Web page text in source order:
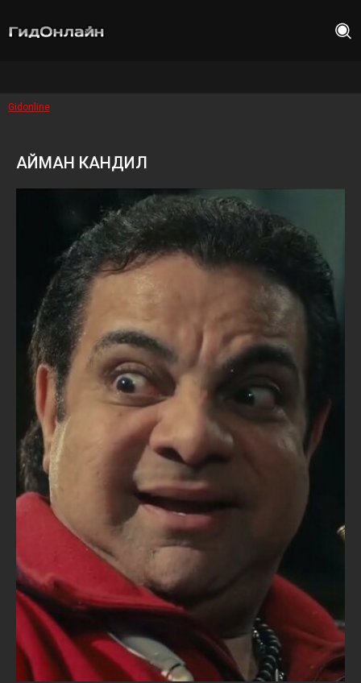
Gidonline
АЙМАН КАНДИЛ